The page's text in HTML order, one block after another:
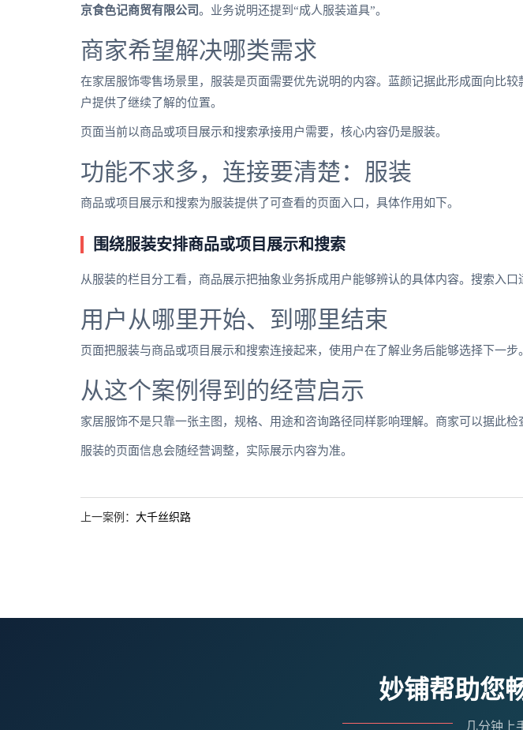
京食色记商贸有限公司 。业务说明还提到“成人服装道具”。
商家希望解决哪类需求
在家居服饰零售场景里，服装是页面需要优先说明的内容。蓝颜记据此形成面向比
户提供了继续了解的位置。
页面当前以商品或项目展示和搜索承接用户需要，核心内容仍是服装。
功能不求多，连接要清楚：服装
商品或项目展示和搜索为服装提供了可查看的页面入口，具体作用如下。
围绕服装安排商品或项目展示和搜索
从服装的栏目分工看，商品展示把抽象业务拆成用户能够辨认的具体内容。搜索入口
用户从哪里开始、到哪里结束
页面把服装与商品或项目展示和搜索连接起来，使用户在了解业务后能够选择下一步。
从这个案例得到的经营启示
家居服饰不是只靠一张主图，规格、用途和咨询路径同样影响理解。商家可以据此
服装的页面信息会随经营调整，实际展示内容为准。
上一案例： 大千丝织路
妙铺帮助您
几分钟上